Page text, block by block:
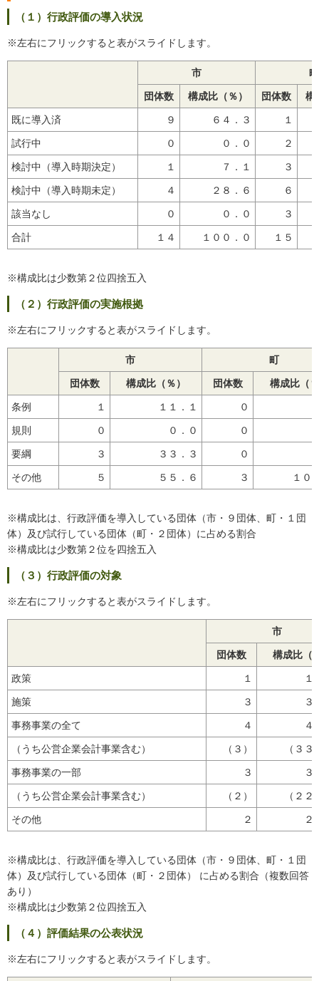
（１）行政評価の導入状況
※左右にフリックすると表がスライドします。
市 町
団体数 構成比（％） 団体数 構
既に導入済 ９ ６４．３ １
試行中 ０ ０．０ ２
検討中（導入時期決定） １ ７．１ ３
検討中（導入時期未定） ４ ２８．６ ６
該当なし ０ ０．０ ３
合計 １４ １００．０ １５
※構成比は少数第２位四捨五入
（２）行政評価の実施根拠
※左右にフリックすると表がスライドします。
市 町
団体数 構成比（％） 団体数 構成比（
条例 １ １１．１ ０
規則 ０ ０．０ ０
要綱 ３ ３３．３ ０
その他 ５ ５５．６ ３ １０
※構成比は、行政評価を導入している団体（市・９団体、町・１団
体）及び試行している団体（町・２団体）に占める割合
※構成比は少数第２位を四捨五入
（３）行政評価の対象
※左右にフリックすると表がスライドします。
市
団体数 構成比（
政策 １ １
施策 ３ ３
事務事業の全て ４ ４
（うち公営企業会計事業含む） （３） （３
事務事業の一部 ３ ３
（うち公営企業会計事業含む） （２） （２
その他 ２ ２
※構成比は、行政評価を導入している団体（市・９団体、町・１団
体）及び試行している団体（町・２団体） に占める割合（複数回答
あり）
※構成比は少数第２位四捨五入
（４）評価結果の公表状況
※左右にフリックすると表がスライドします。